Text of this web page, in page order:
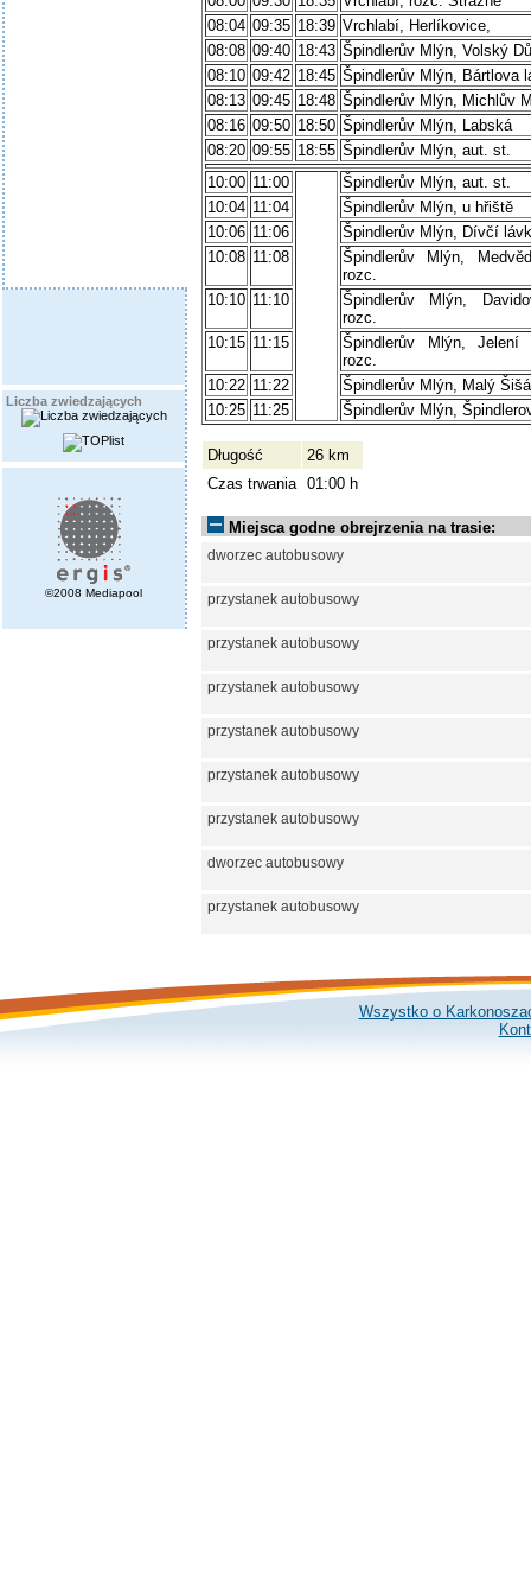
Liczba zwiedzających
©2008 Mediapool
08:04 09:35 18:39 Vrchlabí, Herlíkovice,
08:08 09:40 18:43 Špindlerův Mlýn, Volský
08:10 09:42 18:45 Špindlerův Mlýn, Bártlova
08:13 09:45 18:48 Špindlerův Mlýn, Michlův
08:16 09:50 18:50 Špindlerův Mlýn, Labská
08:20 09:55 18:55 Špindlerův Mlýn, aut. st.
10:00 11:00
Špindlerův Mlýn, aut. st.
10:04 11:04
Špindlerův Mlýn, u hřiště
10:06 11:06
Špindlerův Mlýn, Dívčí
10:08 11:08
Špindlerův Mlýn,
rozc.
10:10 11:10
Špindlerův Mlýn,
rozc.
10:15 11:15
Špindlerův Mlýn, Jelení
rozc.
10:22 11:22
Špindlerův Mlýn, Malý
10:25 11:25 Špindlerův Mlýn,
Długość
26 km
Czas trwania 01:00 h
Miejsca godne obrejrzenia na trasie:
dworzec autobusowy
przystanek autobusowy
przystanek autobusowy
przystanek autobusowy
przystanek autobusowy
przystanek autobusowy
przystanek autobusowy
dworzec autobusowy
przystanek autobusowy
Wszystko o